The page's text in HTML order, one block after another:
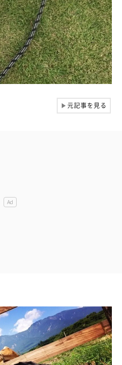
▶元記事を見る